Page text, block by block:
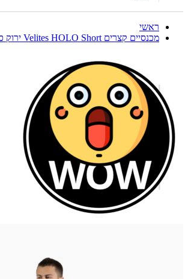
ראשי
מכנסיים קצרים Velites HOLO Short ירוק כהה